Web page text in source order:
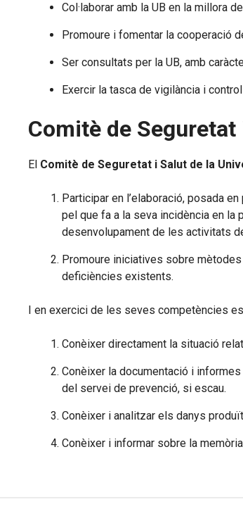
Col·laborar amb la UB en la millora
Promoure i fomentar la cooperació
Ser consultats per la UB, amb
Exercir la tasca de vigilància i
Comitè de Seguretat
El Comitè de Seguretat i Salut de la
Participar en l’elaboració, posada
pel que fa a la seva incidència en
desenvolupament de les activitats
Promoure iniciatives sobre
deficiències existents.
I en exercici de les seves competències
Conèixer directament la situació
Conèixer la documentació i
del servei de prevenció, si escau.
Conèixer i analitzar els danys
Conèixer i informar sobre la